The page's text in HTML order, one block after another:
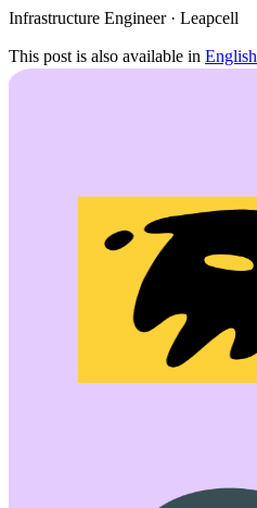
Infrastructure Engineer · Leapcell
This post is also available in English